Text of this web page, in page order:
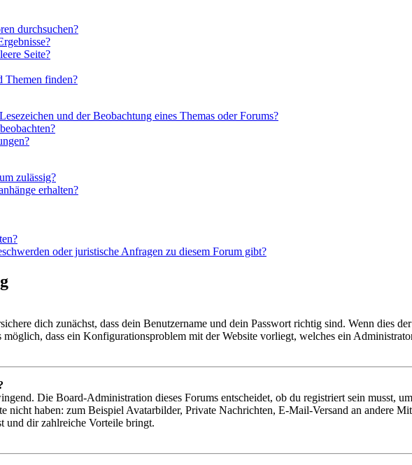
durchsuchen?
Seite?
Themen finden?
und der Beobachtung eines Themas oder Forums?
zulässig?
erhalten?
oder juristische Anfragen zu diesem Forum gibt?
dich zunächst, dass dein Benutzername und dein Passwort richtig sind. Wenn dies
dass ein Konfigurationsproblem mit der Website vorliegt, welches ein
Die Board-Administration dieses Forums entscheidet, ob du registriert sein musst,
nicht haben: zum Beispiel Avatarbilder, Private Nachrichten, E-Mail-Versand an andere
und dir zahlreiche Vorteile bringt.